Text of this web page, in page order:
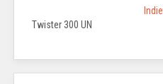
Twister 300 UN